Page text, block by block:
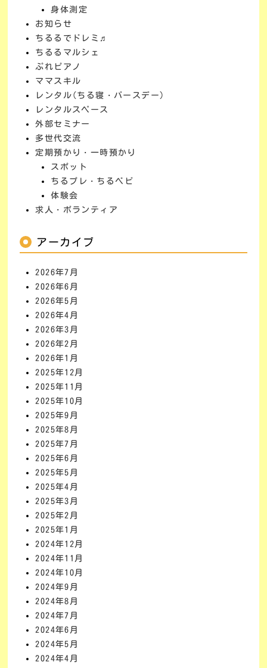
身体測定
お知らせ
ちるるでドレミ♬
ちるるマルシェ
ぷれピアノ
ママスキル
レンタル(ちる寝・バースデー)
レンタルスペース
外部セミナー
多世代交流
定期預かり・一時預かり
スポット
ちるプレ・ちるベビ
体験会
求人・ボランティア
アーカイブ
2026年7月
2026年6月
2026年5月
2026年4月
2026年3月
2026年2月
2026年1月
2025年12月
2025年11月
2025年10月
2025年9月
2025年8月
2025年7月
2025年6月
2025年5月
2025年4月
2025年3月
2025年2月
2025年1月
2024年12月
2024年11月
2024年10月
2024年9月
2024年8月
2024年7月
2024年6月
2024年5月
2024年4月